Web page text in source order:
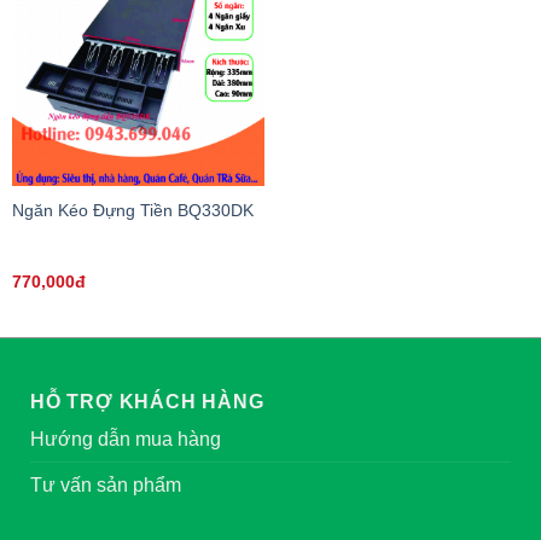
Ngăn Kéo Đựng Tiền BQ330DK
770,000đ
HỖ TRỢ KHÁCH HÀNG
Hướng dẫn mua hàng
Tư vấn sản phẩm